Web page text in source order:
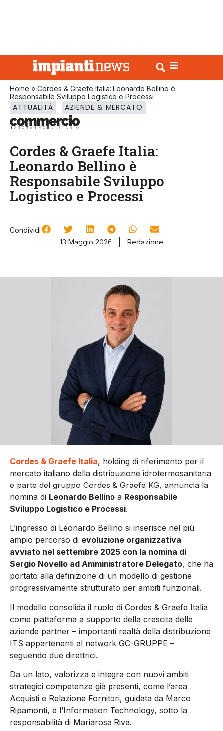
Home » Cordes & Graefe Italia: Leonardo Bellino è
Responsabile Sviluppo Logistico e Processi
ATTUALITÀ AZIENDE & MERCATO
Cordes & Graefe Italia:
Leonardo Bellino è
Responsabile Sviluppo
Logistico e Processi
Condividi
13 Maggio 2026
Redazione
Cordes & Graefe Italia, holding di riferimento per il
mercato italiano della distribuzione idrotermosanitaria
e parte del gruppo Cordes & Graefe KG, annuncia la
nomina di Leonardo Bellino a Responsabile
Sviluppo Logistico e Processi.
L’ingresso di Leonardo Bellino si inserisce nel più
ampio percorso di evoluzione organizzativa
avviato nel settembre 2025 con la nomina di
Sergio Novello ad Amministratore Delegato, che ha
portato alla definizione di un modello di gestione
progressivamente strutturato per ambiti funzionali.
Il modello consolida il ruolo di Cordes & Graefe Italia
come piattaforma a supporto della crescita delle
aziende partner – importanti realtà della distribuzione
ITS appartenenti al network GC-GRUPPE –
seguendo due direttrici.
Da un lato, valorizza e integra con nuovi ambiti
strategici competenze già presenti, come l’area
Acquisti e Relazione Fornitori, guidata da Marco
Ripamonti, e l’Information Technology, sotto la
responsabilità di Mariarosa Riva.